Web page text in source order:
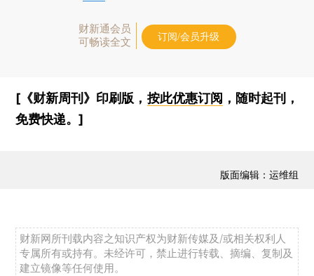
财新通会员
可畅读全文
订阅/会员升级
[《财新周刊》印刷版， 按此优惠订阅 ，随时起刊，
免费快递。]
版面编辑：运维组
财新网所刊载内容之知识产权为财新传媒及/或相关权利人
专属所有或持有。未经许可，禁止进行转载、摘编、复制及
建立镜像等任何使用。